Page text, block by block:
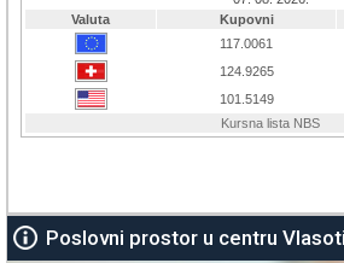
Poslovni prostor u centru